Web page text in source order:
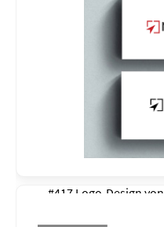
#417 Logo-Design von